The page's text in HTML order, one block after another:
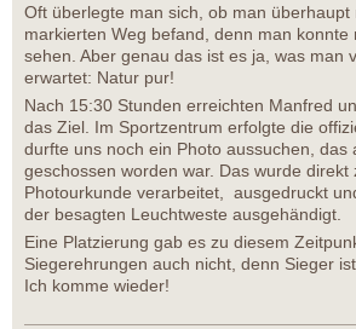
Oft überlegte man sich, ob man überhaupt
markierten Weg befand, denn man konnte
sehen. Aber genau das ist es ja, was man
erwartet: Natur pur!
Nach 15:30 Stunden erreichten Manfred
das Ziel. Im Sportzentrum erfolgte die
durfte uns noch ein Photo aussuchen, das
geschossen worden war. Das wurde direkt
Photourkunde verarbeitet, ausgedruckt
der besagten Leuchtweste ausgehändigt.
Eine Platzierung gab es zu diesem
Siegerehrungen auch nicht, denn Sieger
Ich komme wieder!